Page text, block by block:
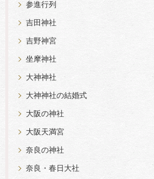
参進行列
吉田神社
吉野神宮
坐摩神社
大神神社
大神神社の結婚式
大阪の神社
大阪天満宮
奈良の神社
奈良・春日大社